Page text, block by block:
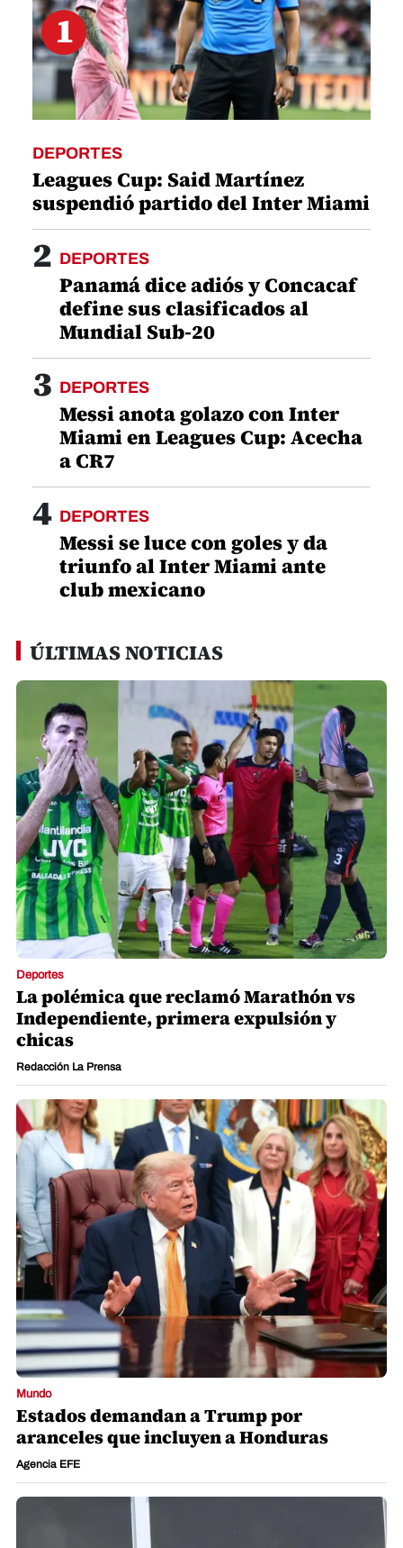
1
DEPORTES
Leagues Cup: Said Martínez
suspendió partido del Inter Miami
2 DEPORTES
Panamá dice adiós y Concacaf
define sus clasificados al
Mundial Sub-20
3 DEPORTES
Messi anota golazo con Inter
Miami en Leagues Cup: Acecha
a CR7
4 DEPORTES
Messi se luce con goles y da
triunfo al Inter Miami ante
club mexicano
ÚLTIMAS NOTICIAS
Deportes
La polémica que reclamó Marathón vs
Independiente, primera expulsión y
chicas
Redacción La Prensa
Mundo
Estados demandan a Trump por
aranceles que incluyen a Honduras
Agencia EFE